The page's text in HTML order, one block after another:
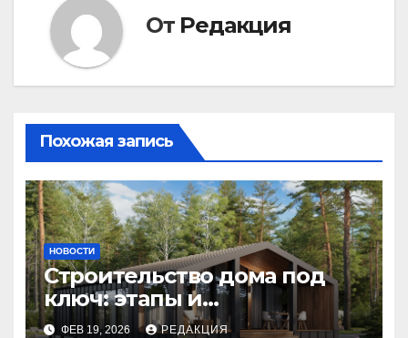
От Редакция
Похожая запись
НОВОСТИ
Строительство дома под
ключ: этапы и
планирование бюджета
ФЕВ 19, 2026 РЕДАКЦИЯ